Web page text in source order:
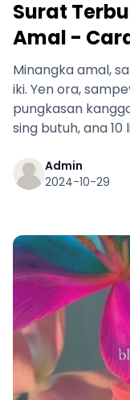
Surat
Amal -
Minangka amal,
iki. Yen ora,
pungkasan
sing butuh, ana 10
Admin
2024-10-29